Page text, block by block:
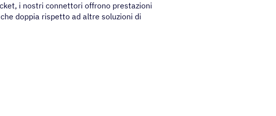
i nostri connettori offrono prestazioni
doppia rispetto ad altre soluzioni di